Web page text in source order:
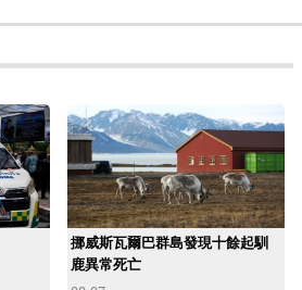
挪威斯瓦爾巴群島發現十餘起馴
鹿異常死亡